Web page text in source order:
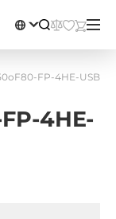
FP-4HE-USB
4HE-